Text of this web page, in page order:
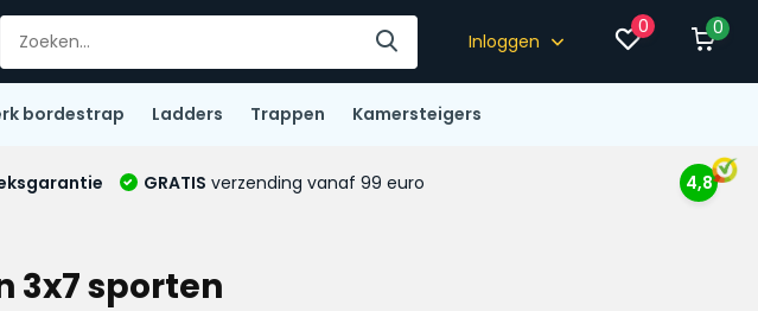
Inloggen
0 0
bordestrap Ladders Trappen Kamersteigers
GRATIS verzending vanaf 99 euro 4,8
3x7 sporten